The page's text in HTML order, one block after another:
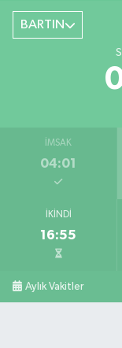
BARTIN
İMSAK
04:01
İKINDI
16:55
Aylık Vakitler